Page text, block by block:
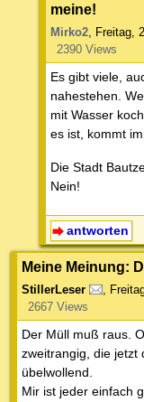
meine!
Mirko2, Freitag,
2390 Views
Es gibt viele,
nahestehen.
mit Wasser
es ist, kommt
Die Stadt
Nein!
antworten
Meine Meinung:
StillerLeser ,
2667 Views
Der Müll muß raus.
zweitrangig, die jetzt
übelwollend.
Mir ist jeder einfach